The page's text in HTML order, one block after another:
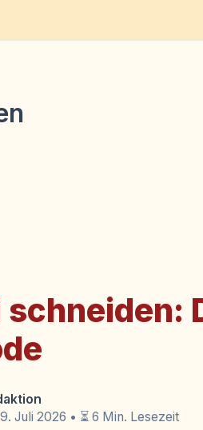
Juli 2026 • ⏳ 6 Min. Lesezeit